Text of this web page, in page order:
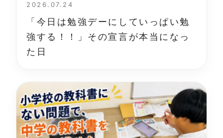
2026.07.24
「今日は勉強デーにしていっぱい勉
強する！！」その宣言が本当になっ
た日